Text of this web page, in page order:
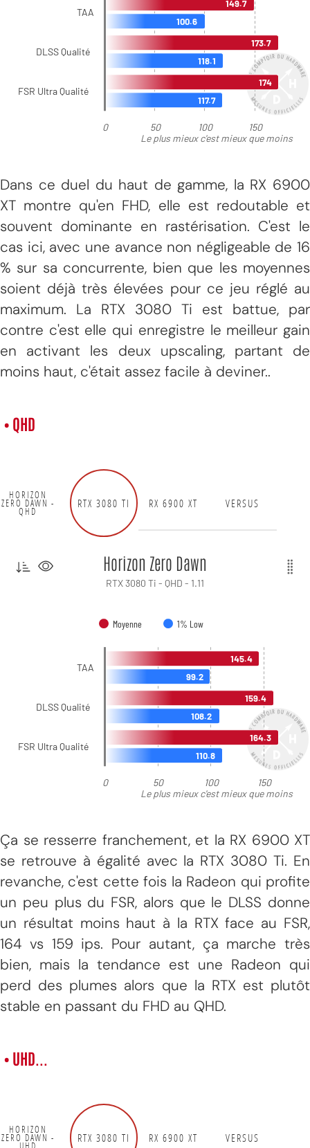
Dans ce duel du haut de gamme, la RX 6900
XT montre qu'en FHD, elle est redoutable et
souvent dominante en rastérisation. C'est le
cas ici, avec une avance non négligeable de 16
% sur sa concurrente, bien que les moyennes
soient déjà très élevées pour ce jeu réglé au
maximum. La RTX 3080 Ti est battue, par
contre c'est elle qui enregistre le meilleur gain
en activant les deux upscaling, partant de
moins haut, c'était assez facile à deviner..
• QHD
Ça se resserre franchement, et la RX 6900 XT
se retrouve à égalité avec la RTX 3080 Ti. En
revanche, c'est cette fois la Radeon qui profite
un peu plus du FSR, alors que le DLSS donne
un résultat moins haut à la RTX face au FSR,
164 vs 159 ips. Pour autant, ça marche très
bien, mais la tendance est une Radeon qui
perd des plumes alors que la RTX est plutôt
stable en passant du FHD au QHD.
• UHD...